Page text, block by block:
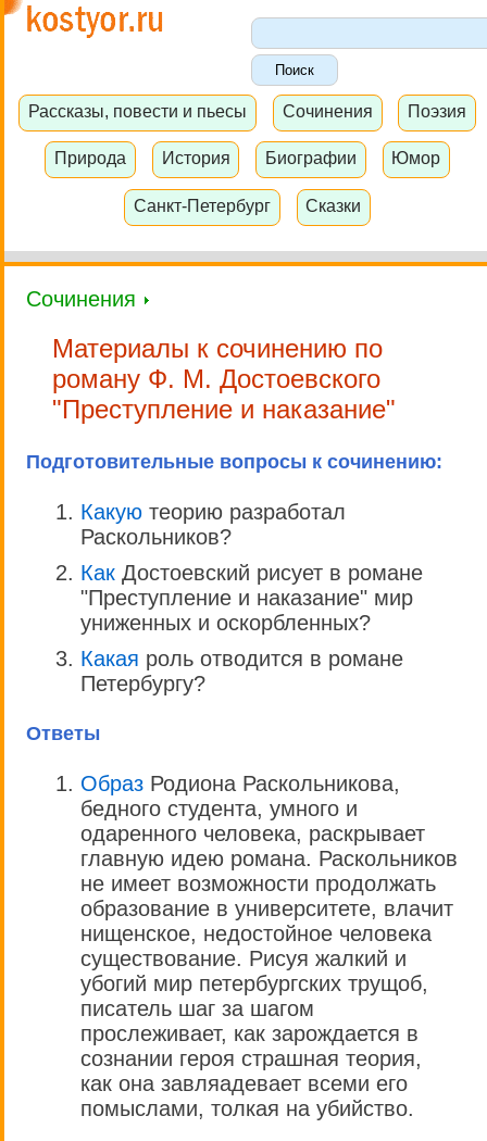
Рассказы, повести и пьесы Сочинения Поэзия
Природа История Биографии Юмор
Санкт-Петербург Сказки
Сочинения
Материалы к сочинению по
роману Ф. М. Достоевского
"Преступление и наказание"
Подготовительные вопросы к сочинению:
Какую теорию разработал
Раскольников?
Как Достоевский рисует в романе
"Преступление и наказание" мир
униженных и оскорбленных?
Какая роль отводится в романе
Петербургу?
Ответы
Образ Родиона Раскольникова,
бедного студента, умного и
одаренного человека, раскрывает
главную идею романа. Раскольников
не имеет возможности продолжать
образование в университете, влачит
нищенское, недостойное человека
существование. Рисуя жалкий и
убогий мир петербургских трущоб,
писатель шаг за шагом
прослеживает, как зарождается в
сознании героя страшная теория,
как она завляадевает всеми его
помыслами, толкая на убийство.